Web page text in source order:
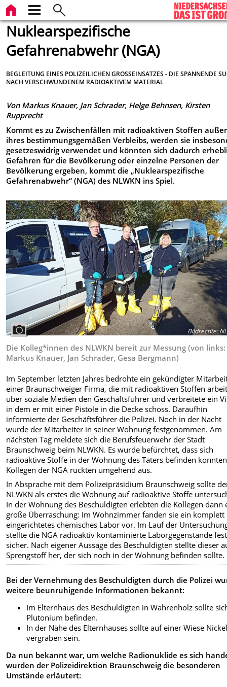
Nuklearspezifische
Gefahrenabwehr (NGA)
BEGLEITUNG EINES POLIZEILICHEN GROSSEINSATZES - DIE SPANNENDE
ACH VERSCHWUNDENEM RADIOAKTIVEM MATERIAL
Von Markus Knauer, Jan Schrader, Helge Behnsen, Kirsten
Rupprecht
Kommt es zu Zwischenfällen mit radioaktiven Stoffen
ihres bestimmungsgemäßen Verbleibs, werden sie
gesetzeswidrig verwendet und könnten sich dadurch
Gefahren für die Bevölkerung oder einzelne Personen der
Bevölkerung ergeben, kommt die „Nuklearspezifische
Gefahrenabwehr“ (NGA) des NLWKN ins Spiel.
Bildrechte:
Die Kolleg*innen des NLWKN bereit zur Messung (von links:
Markus Knauer, Jan Schrader, Gesa Bergmann)
Im September letzten Jahres bedrohte ein gekündigter
einer Braunschweiger Firma, die mit radioaktiven Stoffen
über soziale Medien den Geschäftsführer und verbreitete ein
in dem er mit einer Pistole in die Decke schoss. Daraufhin
informierte der Geschäftsführer die Polizei. Noch in der Nacht
wurde der Mitarbeiter in seiner Wohnung festgenommen. Am
nächsten Tag meldete sich die Berufsfeuerwehr der Stadt
Braunschweig beim NLWKN. Es wurde befürchtet, dass sich
radioaktive Stoffe in der Wohnung des Täters befinden
Kollegen der NGA rückten umgehend aus.
In Absprache mit dem Polizeipräsidium Braunschweig sollte
NLWKN als erstes die Wohnung auf radioaktive Stoffe
In der Wohnung des Beschuldigten erlebten die Kollegen dann
große Überraschung: Im Wohnzimmer fanden sie ein komplett
eingerichtetes chemisches Labor vor. Im Lauf der
stellte die NGA radioaktiv kontaminierte Laborgegenstände
sicher. Nach eigener Aussage des Beschuldigten stellte dieser
Sprengstoff her, der sich noch in der Wohnung befinden sollte.
Bei der Vernehmung des Beschuldigten durch die Polizei
weitere beunruhigende Informationen bekannt:
Im Elternhaus des Beschuldigten in Wahrenholz sollte
Plutonium befinden.
In der Nähe des Elternhauses sollte auf einer Wiese
vergraben sein.
Da nun bekannt war, um welche Radionuklide es sich
wurden der Polizeidirektion Braunschweig die besonderen
Umstände erläutert: